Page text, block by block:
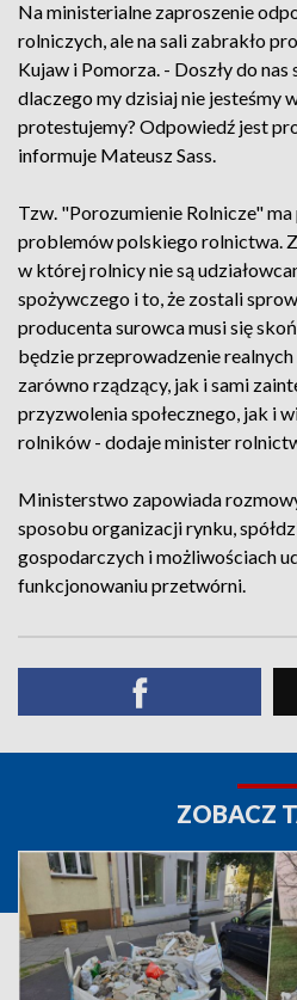
Na ministerialne zaproszenie
rolniczych, ale na sali zabrakło
Kujaw i Pomorza. - Doszły do nas
dlaczego my dzisiaj nie jesteśmy
protestujemy? Odpowiedź jest
informuje Mateusz Sass.
Tzw. "Porozumienie Rolnicze"
problemów polskiego rolnictwa.
w której rolnicy nie są
spożywczego i to, że zostali
producenta surowca musi się
będzie przeprowadzenie realnych
zarówno rządzący, jak i sami
przyzwolenia społecznego, jak i
rolników - dodaje minister
Ministerstwo zapowiada
sposobu organizacji rynku,
gospodarczych i możliwościach
funkcjonowaniu przetwórni.
ZOBACZ